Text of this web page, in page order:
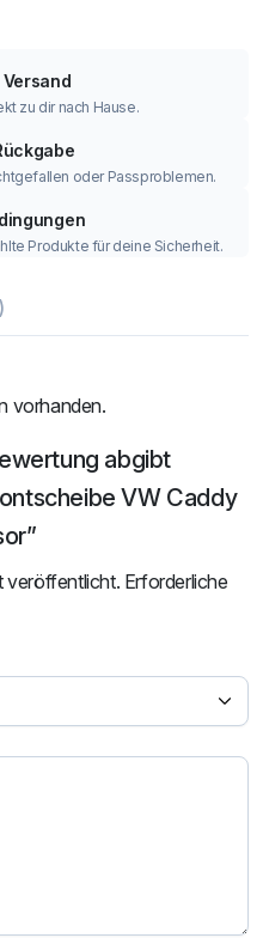
zu dir nach Hause.
oder Passproblemen.
Produkte für deine Sicherheit.
vorhanden.
abgibt
VW Caddy
veröffentlicht. Erforderliche